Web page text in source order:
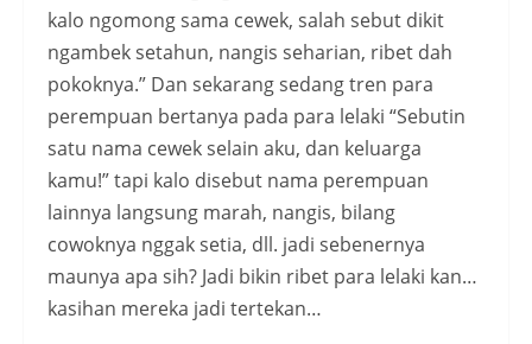
kalo ngomong sama cewek, salah sebut dikit
ngambek setahun, nangis seharian, ribet dah
pokoknya.” Dan sekarang sedang tren para
perempuan bertanya pada para lelaki “Sebutin
satu nama cewek selain aku, dan keluarga
kamu!” tapi kalo disebut nama perempuan
lainnya langsung marah, nangis, bilang
cowoknya nggak setia, dll. jadi sebenernya
maunya apa sih? Jadi bikin ribet para lelaki kan…
kasihan mereka jadi tertekan…